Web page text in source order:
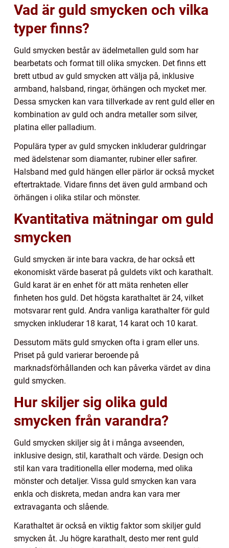
Vad är guld smycken och vilka
typer finns?
Guld smycken består av ädelmetallen guld som har
bearbetats och format till olika smycken. Det finns ett
brett utbud av guld smycken att välja på, inklusive
armband, halsband, ringar, örhängen och mycket mer.
Dessa smycken kan vara tillverkade av rent guld eller en
kombination av guld och andra metaller som silver,
platina eller palladium.
Populära typer av guld smycken inkluderar guldringar
med ädelstenar som diamanter, rubiner eller safirer.
Halsband med guld hängen eller pärlor är också mycket
eftertraktade. Vidare finns det även guld armband och
örhängen i olika stilar och mönster.
Kvantitativa mätningar om guld
smycken
Guld smycken är inte bara vackra, de har också ett
ekonomiskt värde baserat på guldets vikt och karathalt.
Guld karat är en enhet för att mäta renheten eller
finheten hos guld. Det högsta karathaltet är 24, vilket
motsvarar rent guld. Andra vanliga karathalter för guld
smycken inkluderar 18 karat, 14 karat och 10 karat.
Dessutom mäts guld smycken ofta i gram eller uns.
Priset på guld varierar beroende på
marknadsförhållanden och kan påverka värdet av dina
guld smycken.
Hur skiljer sig olika guld
smycken från varandra?
Guld smycken skiljer sig åt i många avseenden,
inklusive design, stil, karathalt och värde. Design och
stil kan vara traditionella eller moderna, med olika
mönster och detaljer. Vissa guld smycken kan vara
enkla och diskreta, medan andra kan vara mer
extravaganta och slående.
Karathaltet är också en viktig faktor som skiljer guld
smycken åt. Ju högre karathalt, desto mer rent guld